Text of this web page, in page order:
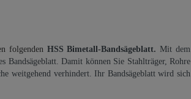
folgenden HSS Bimetall-Bandsägeblatt. Mit dem
Bandsägeblatt. Damit können Sie Stahlträger, Rohre
weitgehend verhindert. Ihr Bandsägeblatt wird sich